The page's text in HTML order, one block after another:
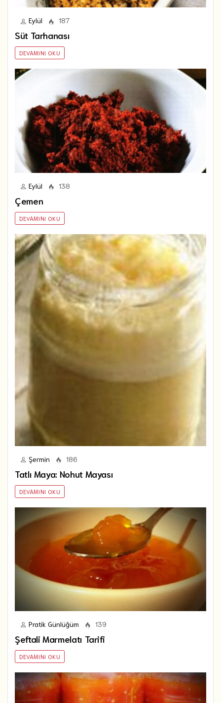
Eylül 187
Süt Tarhanası
DEVAMINI OKU
Eylül 138
Çemen
DEVAMINI OKU
Şermin 186
Tatlı Maya: Nohut Mayası
DEVAMINI OKU
Pratik Günlüğüm 139
Şeftali Marmelatı Tarifi
DEVAMINI OKU